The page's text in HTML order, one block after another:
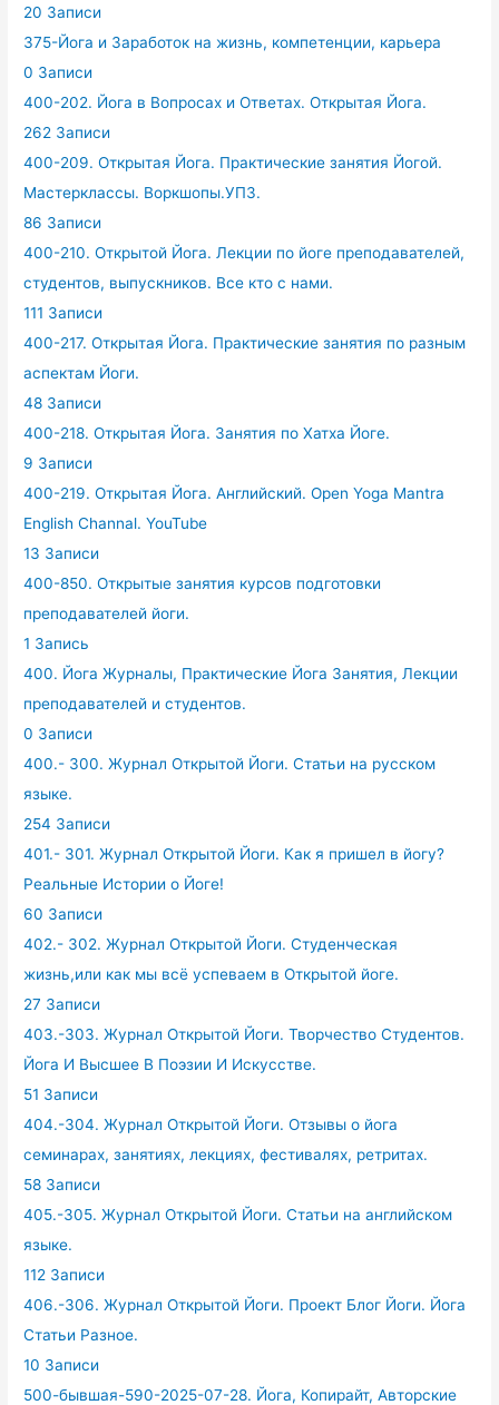
20 Записи
375-Йога и Заработок на жизнь, компетенции, карьера
0 Записи
400-202. Йога в Вопросах и Ответах. Открытая Йога.
262 Записи
400-209. Открытая Йога. Практические занятия Йогой.
Мастерклассы. Воркшопы.УПЗ.
86 Записи
400-210. Открытой Йога. Лекции по йоге преподавателей,
студентов, выпускников. Все кто с нами.
111 Записи
400-217. Открытая Йога. Практические занятия по разным
аспектам Йоги.
48 Записи
400-218. Открытая Йога. Занятия по Хатха Йоге.
9 Записи
400-219. Открытая Йога. Английский. Open Yoga Mantra
English Channal. YouTube
13 Записи
400-850. Открытые занятия курсов подготовки
преподавателей йоги.
1 Запись
400. Йога Журналы, Практические Йога Занятия, Лекции
преподавателей и студентов.
0 Записи
400.- 300. Журнал Открытой Йоги. Статьи на русском
языке.
254 Записи
401.- 301. Журнал Открытой Йоги. Как я пришел в йогу?
Реальные Истории о Йоге!
60 Записи
402.- 302. Журнал Открытой Йоги. Студенческая
жизнь,или как мы всё успеваем в Открытой йоге.
27 Записи
403.-303. Журнал Открытой Йоги. Творчество Студентов.
Йога И Высшее В Поэзии И Искусстве.
51 Записи
404.-304. Журнал Открытой Йоги. Отзывы о йога
семинарах, занятиях, лекциях, фестивалях, ретритах.
58 Записи
405.-305. Журнал Открытой Йоги. Статьи на английском
языке.
112 Записи
406.-306. Журнал Открытой Йоги. Проект Блог Йоги. Йога
Статьи Разное.
10 Записи
500-бывшая-590-2025-07-28. Йога, Копирайт, Авторские